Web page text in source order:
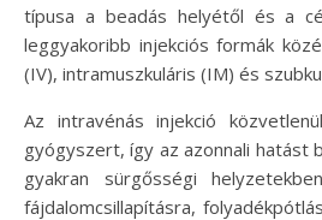
típusa a beadás helyétől és a
leggyakoribb injekciós formák
(IV), intramuszkuláris (IM) és
Az intravénás injekció
gyógyszert, így az azonnali hatást
gyakran sürgősségi
fájdalomcsillapításra,